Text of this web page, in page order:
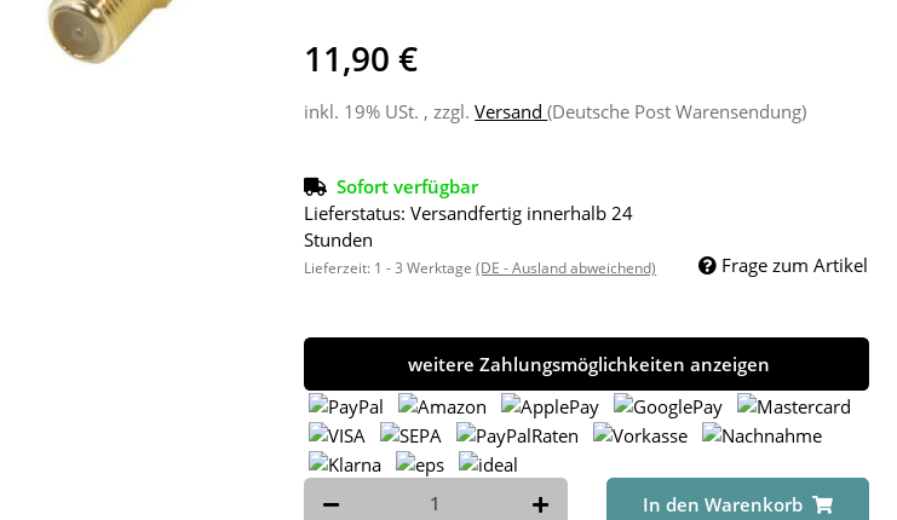
11,90 €
inkl. 19% USt. , zzgl.Versand(Deutsche Post Warensendung)
Sofort verfügbar
Lieferstatus: Versandfertig innerhalb 24
Stunden
Lieferzeit: 1 - 3 Werktage(DE - Ausland abweichend) Frage zum Artikel
weitere Zahlungsmöglichkeiten anzeigen
In den Warenkorb